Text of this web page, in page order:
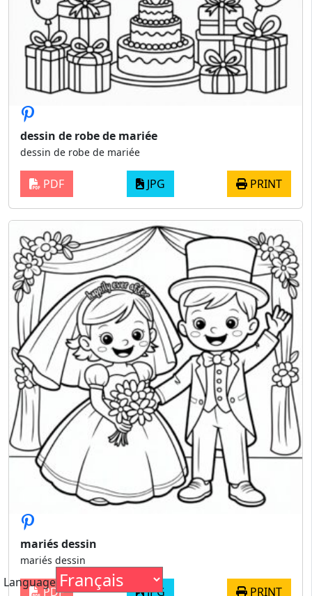
dessin de robe de mariée
dessin de robe de mariée
PDF JPG PRINT
mariés dessin
mariés dessin
PDF JPG PRINT
Language